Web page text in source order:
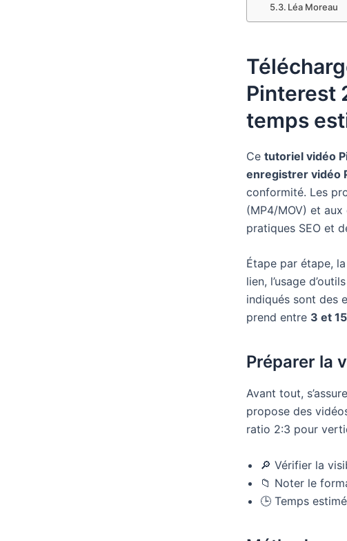
Léa Moreau
Pinterest
temps
Ce tutoriel vidéo
enregistrer vidéo
conformité. Les
(MP4/MOV) et
pratiques SEO et
Étape par étape,
lien, l’usage
indiqués sont des
prend entre 3 et
Préparer la
Avant tout,
propose des
ratio 2:3 pour
🔎 Vérifier la
📁 Noter le
🕒 Temps